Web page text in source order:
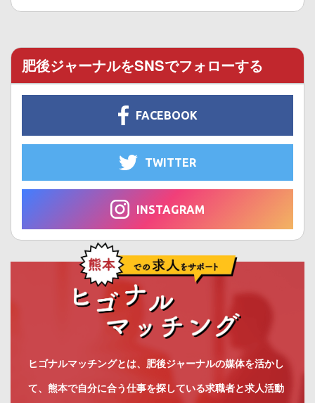
肥後ジャーナルをSNSでフォローする
FACEBOOK
TWITTER
INSTAGRAM
ヒゴナルマッチングとは、肥後ジャーナルの媒体を活かし
て、熊本で自分に合う仕事を探している求職者と求人活動